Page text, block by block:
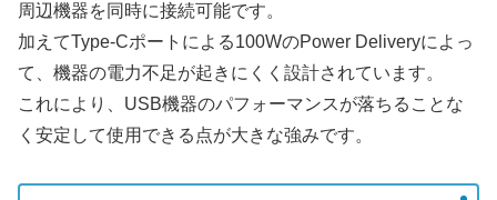
周辺機器を同時に接続可能です。
加えてType-Cポートによる100WのPower Deliveryによっ
て、機器の電力不足が起きにくく設計されています。
これにより、USB機器のパフォーマンスが落ちることな
く安定して使用できる点が大きな強みです。